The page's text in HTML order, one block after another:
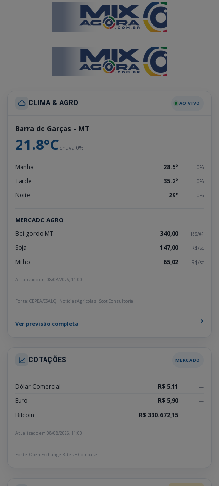
CLIMA & AGRO AO VIVO
Barra do Garças - MT
21.8°Cchuva 0%
Manhã 28.5° 0%
Tarde 35.2° 0%
Noite 29° 0%
MERCADO AGRO
Boi gordo MT
340,00 R$/@
Soja 147,00 R$/sc
Milho 65,02 R$/sc
Atualizado em 08/08/2026, 11:00
Fonte: CEPEA/ESALQ · NoticiasAgricolas · Scot Consultoria
Ver previsão completa ›
COTAÇÕES MERCADO
Dólar Comercial R$ 5,11 —
Euro R$ 5,90 —
Bitcoin R$ 330.672,15 —
Atualizado em 08/08/2026, 11:00
Fonte: Open Exchange Rates + Coinbase